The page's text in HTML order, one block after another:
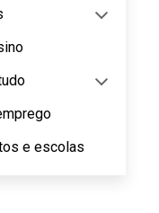
e escolas